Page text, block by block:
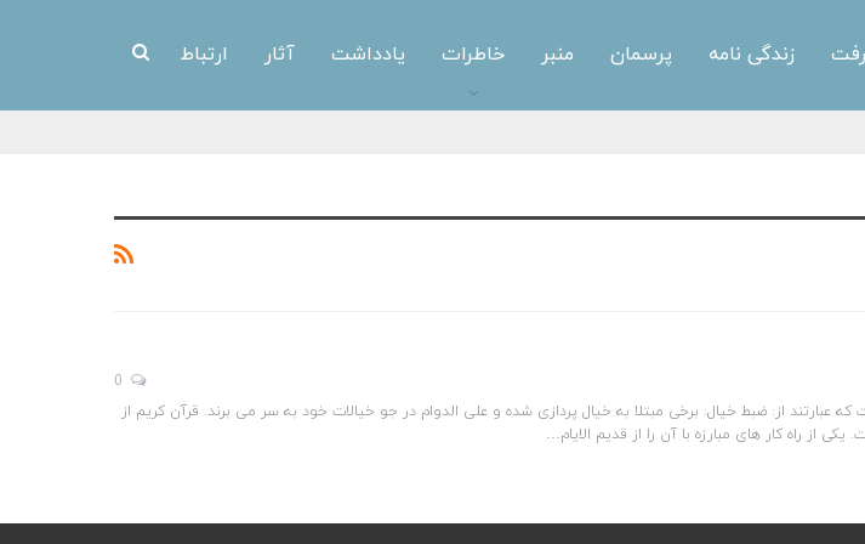
زندگی نامه پرسمان منبر خاطرات یادداشت آثار ارتباط
عبارتند از: ضبط خیال: برخی مبتلا به خیال پردازی شده و علی الدوام در جو خیالات خود به سر می برند. قرآن کریم از
از راه کار های مبارزه با آن را از قدیم الایام…